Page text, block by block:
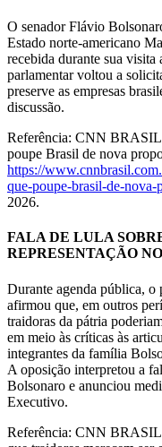
O senador Flávio
Estado norte-americano
recebida durante sua
parlamentar voltou a
preserve as empresas
discussão.
Referência: CNN
poupe Brasil de nova
https://
que-poupe-brasil-de-nova-
2026.
FALA DE LULA
REPRESENTAÇÃO
Durante agenda pública,
afirmou que, em outros
traidoras da pátria
em meio às críticas às
integrantes da família
A oposição interpretou a
Bolsonaro e anunciou
Executivo.
Referência: CNN